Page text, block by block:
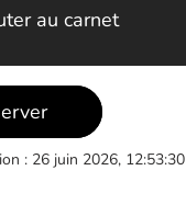
au carnet
: 26 juin 2026, 12:53:30